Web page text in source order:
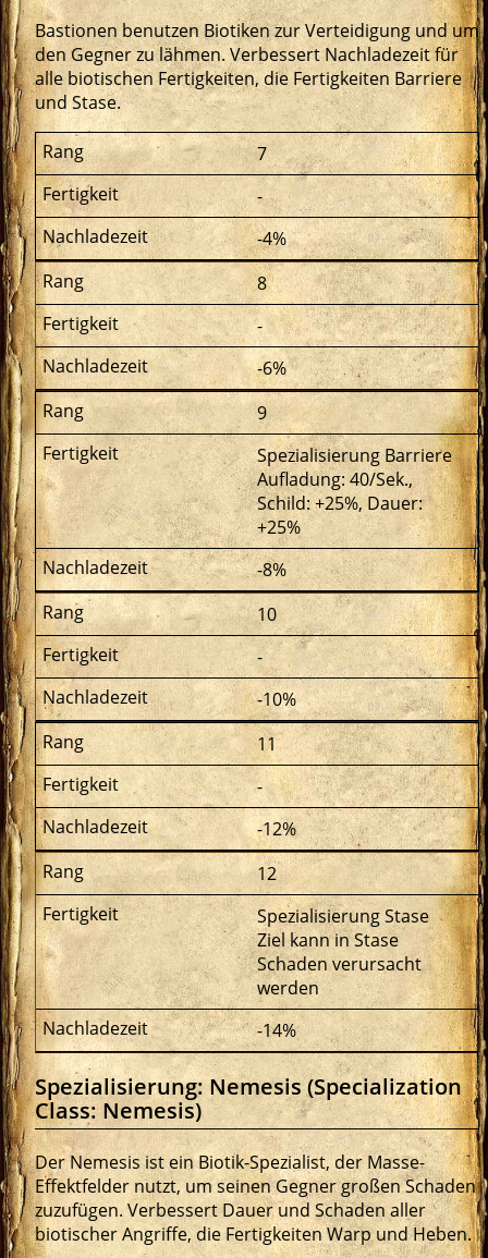
Bastionen benutzen Biotiken zur Verteidigung und um
den Gegner zu lähmen. Verbessert Nachladezeit für
alle biotischen Fertigkeiten, die Fertigkeiten Barriere
und Stase.
7
-
-4%
8
-
-6%
9
Spezialisierung Barriere
Aufladung: 40/Sek.,
Schild: +25%, Dauer:
+25%
-8%
10
-
-10%
11
-
-12%
12
Spezialisierung Stase
Ziel kann in Stase
Schaden verursacht
werden
-14%
Spezialisierung: Nemesis (Specialization
Class: Nemesis)
Der Nemesis ist ein Biotik-Spezialist, der Masse-
Effektfelder nutzt, um seinen Gegner großen Schaden
zuzufügen. Verbessert Dauer und Schaden aller
biotischer Angriffe, die Fertigkeiten Warp und Heben.